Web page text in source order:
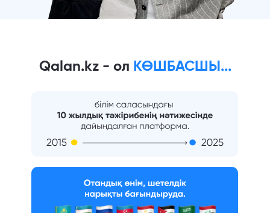
Qalan.kz - ол КӨШБАСШЫ...